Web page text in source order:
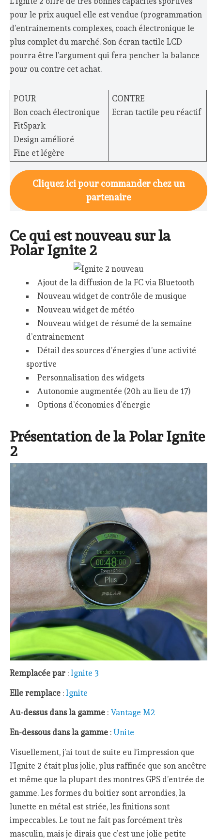
pour le prix auquel elle est vendue (programmation
d’entrainements complexes, coach électronique le
plus complet du marché. Son écran tactile LCD
pourra être l’argument qui fera pencher la balance
pour ou contre cet achat.
POUR
Bon coach électronique
FitSpark
Design amélioré
Fine et légère
CONTRE
Ecran tactile peu réactif
Cliquez ici pour commander chez un
partenaire
Ce qui est nouveau sur la
Polar Ignite 2
Ajout de la diffusion de la FC via Bluetooth
Nouveau widget de contrôle de musique
Nouveau widget de météo
Nouveau widget de résumé de la semaine
d’entrainement
Détail des sources d’énergies d’une activité
sportive
Personnalisation des widgets
Autonomie augmentée (20h au lieu de 17)
Options d’économies d’énergie
Présentation de la Polar Ignite
2
Remplacée par :Ignite 3
Elle remplace :Ignite
Au-dessus dans la gamme : Vantage M2
En-dessous dans la gamme :Unite
Visuellement, j’ai tout de suite eu l’impression que
l’Ignite 2 était plus jolie, plus raffinée que son ancêtre
et même que la plupart des montres GPS d’entrée de
gamme. Les formes du boitier sont arrondies, la
lunette en métal est striée, les finitions sont
impeccables. Le tout ne fait pas forcément très
masculin, mais je dirais que c’est une jolie petite